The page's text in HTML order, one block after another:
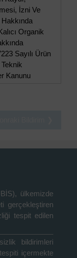
İzni Ve
Hakkında
Organik
Sayılı Ürün
Kanunu
ülkemizde
gerçekleştiren
tespit edilen
bildirimleri
içermekte